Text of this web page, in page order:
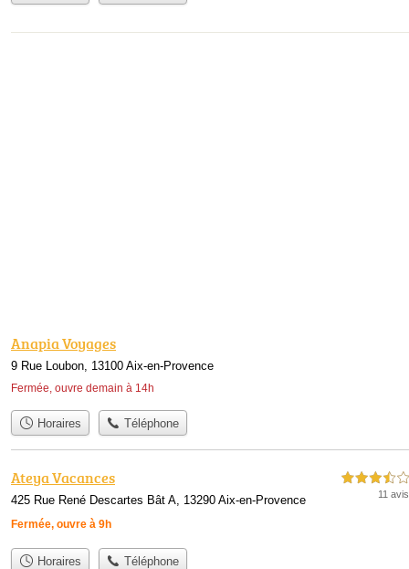
Anapia Voyages
9 Rue Loubon, 13100 Aix-en-Provence
Fermée, ouvre demain à 14h
Horaires Téléphone
Ateya Vacances
425 Rue René Descartes Bât A, 13290 Aix-en-Provence
Fermée, ouvre à 9h
3,5 étoiles sur 5
11 avis
Horaires Téléphone